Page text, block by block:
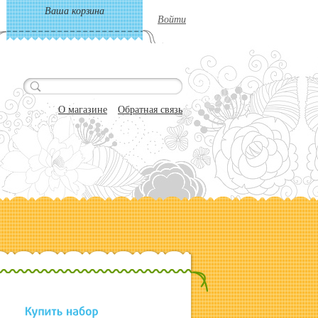
Ваша корзина
Войти
О магазине Обратная связь